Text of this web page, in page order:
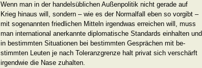
Wenn man in der handelsüblichen Außenpolitik nicht gerade auf
Krieg hinaus will, sondern – wie es der Normalfall eben so vorgibt –
mit sogenannten friedlichen Mitteln irgendwas erreichen will, muss
man internatio­nal an­erkannte diplomatische Standards einhalten und
in bestimm­ten Situationen bei bestimmten Gesprächen mit be­
stimmten Leuten je nach Toleranzgrenze halt privat sich verschärft
irgendwie die Nase zuhalten.